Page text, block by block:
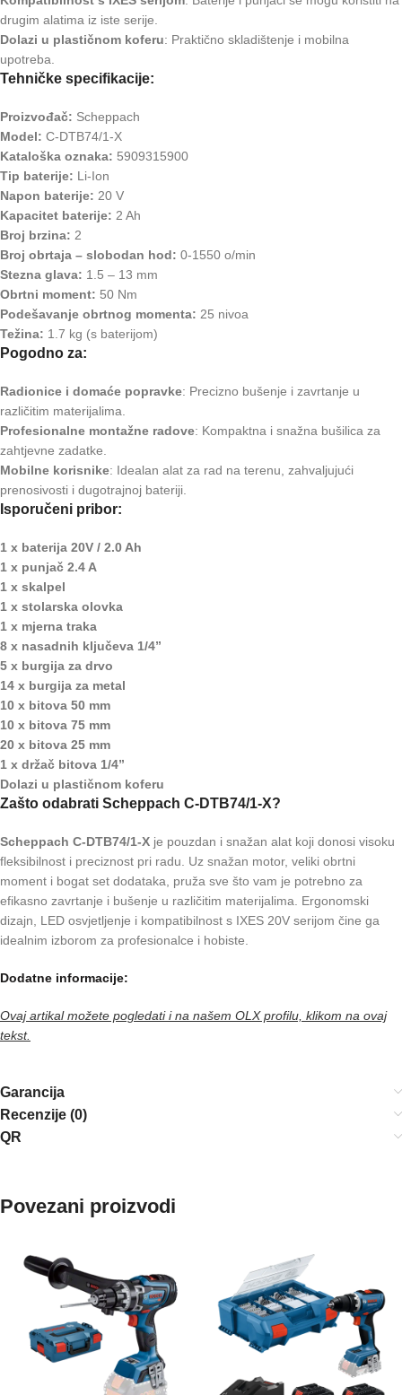
drugim alatima iz iste serije.
Dolazi u plastičnom koferu: Praktično skladištenje i mobilna
upotreba.
Tehničke specifikacije:
Proizvođač: Scheppach
Model: C-DTB74/1-X
Kataloška oznaka: 5909315900
Tip baterije: Li-Ion
Napon baterije: 20 V
Kapacitet baterije: 2 Ah
Broj brzina: 2
Broj obrtaja – slobodan hod: 0-1550 o/min
Stezna glava: 1.5 – 13 mm
Obrtni moment: 50 Nm
Podešavanje obrtnog momenta: 25 nivoa
Težina: 1.7 kg (s baterijom)
Pogodno za:
Radionice i domaće popravke: Precizno bušenje i zavrtanje u
različitim materijalima.
Profesionalne montažne radove: Kompaktna i snažna bušilica za
zahtjevne zadatke.
Mobilne korisnike: Idealan alat za rad na terenu, zahvaljujući
prenosivosti i dugotrajnoj bateriji.
Isporučeni pribor:
1 x baterija 20V / 2.0 Ah
1 x punjač 2.4 A
1 x skalpel
1 x stolarska olovka
1 x mjerna traka
8 x nasadnih ključeva 1/4”
5 x burgija za drvo
14 x burgija za metal
10 x bitova 50 mm
10 x bitova 75 mm
20 x bitova 25 mm
1 x držač bitova 1/4”
Dolazi u plastičnom koferu
Zašto odabrati Scheppach C-DTB74/1-X?
Scheppach C-DTB74/1-X je pouzdan i snažan alat koji donosi visoku
fleksibilnost i preciznost pri radu. Uz snažan motor, veliki obrtni
moment i bogat set dodataka, pruža sve što vam je potrebno za
efikasno zavrtanje i bušenje u različitim materijalima. Ergonomski
dizajn, LED osvjetljenje i kompatibilnost s IXES 20V serijom čine ga
idealnim izborom za profesionalce i hobiste.
Dodatne informacije:
Ovaj artikal možete pogledati i na našem OLX profilu, klikom na ovaj
tekst.
Garancija
Recenzije (0)
QR
Povezani proizvodi